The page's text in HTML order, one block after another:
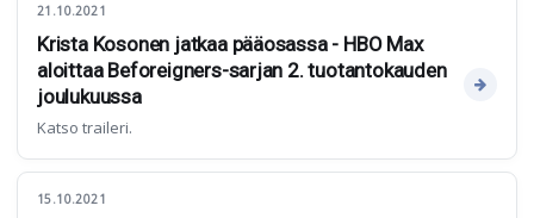
21.10.2021
Krista Kosonen jatkaa pääosassa - HBO Max
aloittaa Beforeigners-sarjan 2. tuotantokauden
joulukuussa
Katso traileri.
15.10.2021